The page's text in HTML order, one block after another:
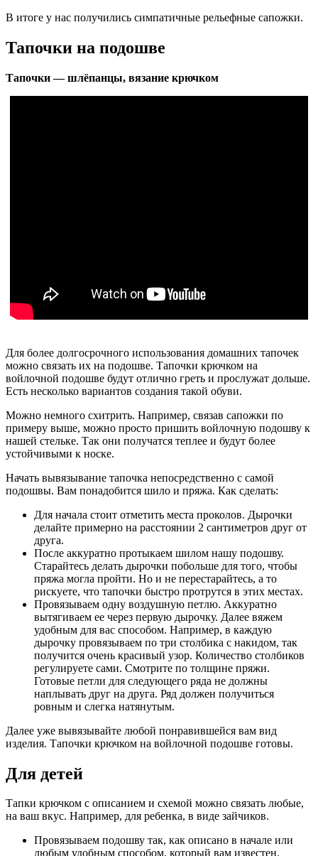
В итоге у нас получились симпатичные рельефные сапожки.
Тапочки на подошве
Тапочки — шлёпанцы, вязание крючком
Для более долгосрочного использования домашних тапочек
можно связать их на подошве. Тапочки крючком на
войлочной подошве будут отлично греть и прослужат дольше.
Есть несколько вариантов создания такой обуви.
Можно немного схитрить. Например, связав сапожки по
примеру выше, можно просто пришить войлочную подошву к
нашей стельке. Так они получатся теплее и будут более
устойчивыми к носке.
Начать вывязывание тапочка непосредственно с самой
подошвы. Вам понадобится шило и пряжа. Как сделать:
Для начала стоит отметить места проколов. Дырочки
делайте примерно на расстоянии 2 сантиметров друг от
друга.
После аккуратно протыкаем шилом нашу подошву.
Старайтесь делать дырочки побольше для того, чтобы
пряжа могла пройти. Но и не перестарайтесь, а то
рискуете, что тапочки быстро протрутся в этих местах.
Провязываем одну воздушную петлю. Аккуратно
вытягиваем ее через первую дырочку. Далее вяжем
удобным для вас способом. Например, в каждую
дырочку провязываем по три столбика с накидом, так
получится очень красивый узор. Количество столбиков
регулируете сами. Смотрите по толщине пряжи.
Готовые петли для следующего ряда не должны
наплывать друг на друга. Ряд должен получиться
ровным и слегка натянутым.
Далее уже вывязывайте любой понравившейся вам вид
изделия. Тапочки крючком на войлочной подошве готовы.
Для детей
Тапки крючком с описанием и схемой можно связать любые,
на ваш вкус. Например, для ребенка, в виде зайчиков.
Провязываем подошву так, как описано в начале или
любым удобным способом, который вам известен.